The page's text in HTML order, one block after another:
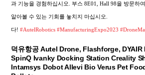
과 기능을 경험하십시오. 부스 8E01, Hall 98을 방문하
알아볼 수 있는 기회를 놓치지 마십시오.
다!#AutelRobotics #ManufacturingExpo2023
덕유항공 Autel Drone, Flashforge, DYAIR
SpinQ Ivanky Docking Station Creality
Intamsys Dobot Allevi Bio Verus Pet